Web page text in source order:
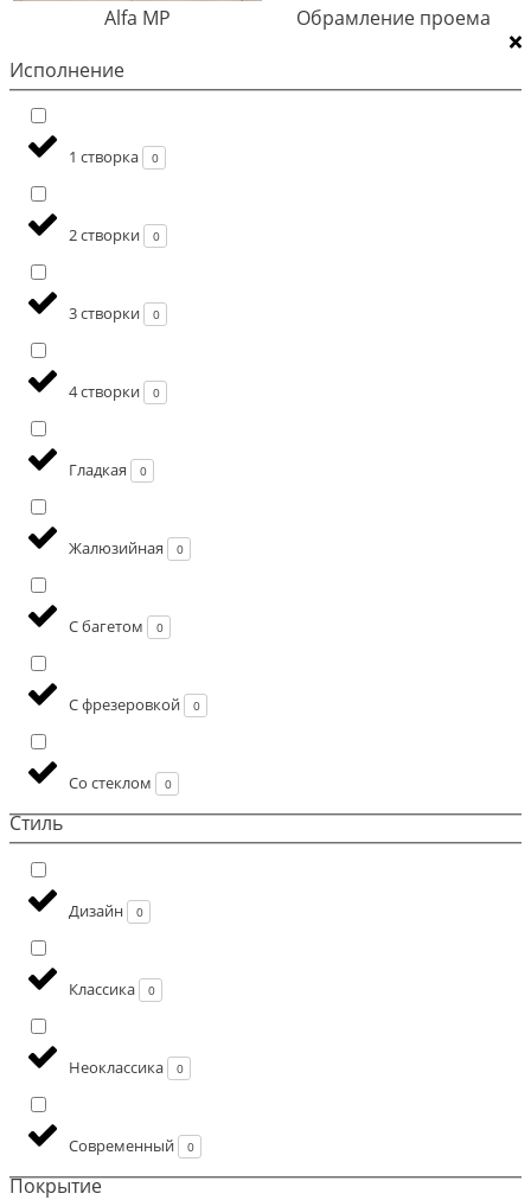
Alfa MP
Обрамление проема
Исполнение
1 створка 0
2 створки 0
3 створки 0
4 створки 0
Гладкая 0
Жалюзийная 0
С багетом 0
С фрезеровкой 0
Со стеклом 0
Стиль
Дизайн 0
Классика 0
Неоклассика 0
Современный 0
Покрытие